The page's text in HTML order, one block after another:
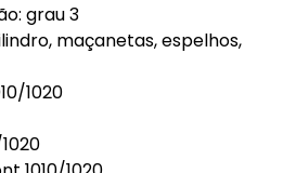
grau 3
maçanetas, espelhos,
1020